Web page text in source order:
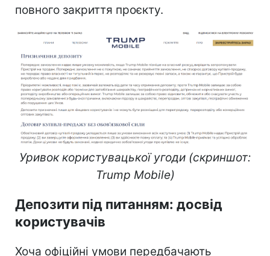
повного закриття проєкту.
Уривок користувацької угоди (скриншот:
Trump Mobile)
Депозити під питанням: досвід
користувачів
Хоча офіційні умови передбачають